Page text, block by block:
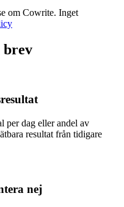
om Cowrite. Inget
brev
per dag eller andel av
resultat från tidigare
nej